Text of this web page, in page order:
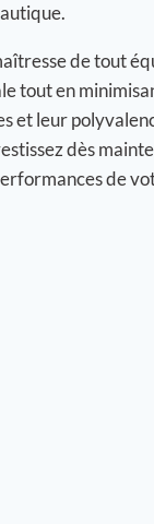
de tout
tout en
et leur
dès
de